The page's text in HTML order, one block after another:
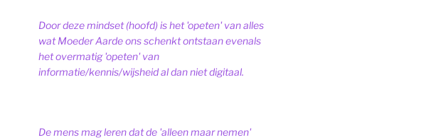
Door deze mindset (hoofd) is het 'opeten' van alles
wat Moeder Aarde ons schenkt ontstaan evenals
het overmatig 'opeten' van
informatie/kennis/wijsheid al dan niet digitaal.
De mens mag leren dat de 'alleen maar nemen'